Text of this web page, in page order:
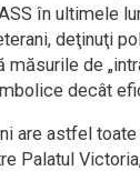
în ultimele
deţinuţi
măsurile de
decât
are astfel
Palatul